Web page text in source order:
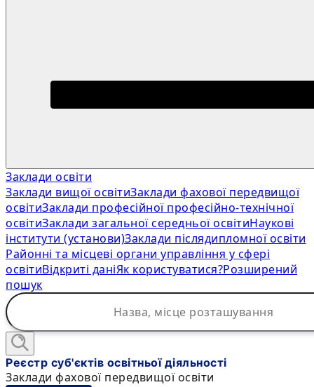
Заклади освіти
Заклади вищої освітиЗаклади фахової передвищої
освітиЗаклади професійної професійно-технічної
освітиЗаклади загальної середньої освітиНаукові
інститути (установи)Заклади післядипломної освіти
Районні та місцеві органи управління у сфері
освітиВідкриті даніЯк користуватися?Розширений
пошук
Реєстр суб'єктів освітньої діяльності
Заклади фахової передвищої освіти